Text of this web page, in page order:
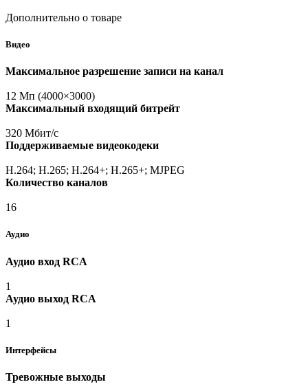
Дополнительно о товаре
Видео
Максимальное разрешение записи на канал
12 Мп (4000×3000)
Максимальный входящий битрейт
320 Мбит/с
Поддерживаемые видеокодеки
H.264; H.265; H.264+; H.265+; MJPEG
Количество каналов
16
Аудио
Аудио вход RCA
1
Аудио выход RCA
1
Интерфейсы
Тревожные выходы